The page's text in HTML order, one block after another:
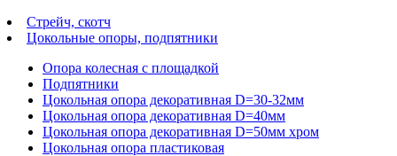
Стрейч, скотч
Цокольные опоры, подпятники
Опора колесная с площадкой
Подпятники
Цокольная опора декоративная D=30-32мм
Цокольная опора декоративная D=40мм
Цокольная опора декоративная D=50мм хром
Цокольная опора пластиковая